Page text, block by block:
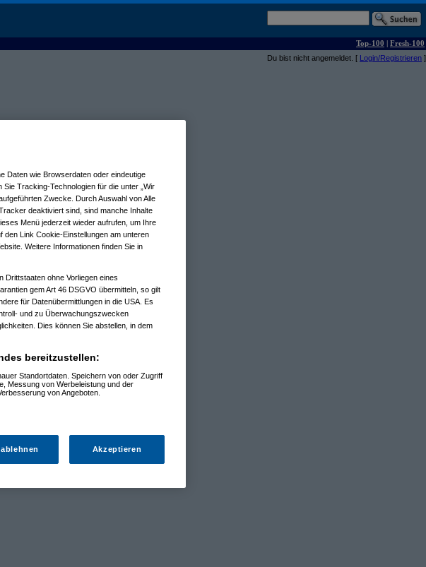
Top-100 | Fresh-100
Du bist nicht angemeldet. [ Login/Registrieren ]
Daten wie Browserdaten oder eindeutige
Tracking-Technologien für die unter „Wir
Zwecke. Durch Auswahl von Alle
deaktiviert sind, sind manche Inhalte
Menü jederzeit wieder aufrufen, um Ihre
den Link Cookie-Einstellungen am unteren
Weitere Informationen finden Sie in
Drittstaaten ohne Vorliegen eines
gem Art 46 DSGVO übermitteln, so gilt
für Datenübermittlungen in die USA. Es
und zu Überwachungszwecken
Dies können Sie abstellen, in dem
bereitzustellen:
Standortdaten. Speichern von oder Zugriff
Messung von Werbeleistung und der
von Angeboten.
Akzeptieren